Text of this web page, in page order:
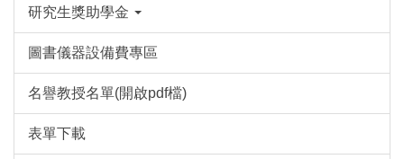
研究生獎助學金
圖書儀器設備費專區
名譽教授名單(開啟pdf檔)
表單下載